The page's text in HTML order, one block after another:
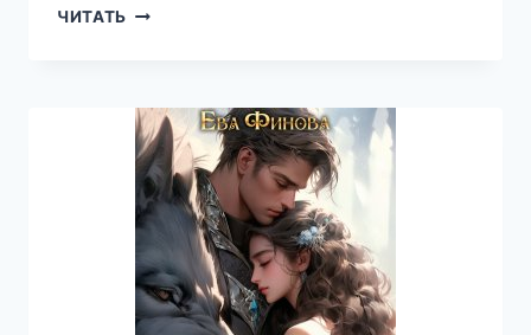
ЧИТАТЬ РЕГАЛИЯ.
ЕВА
ФИНОВА